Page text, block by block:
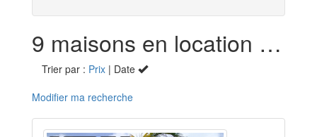
9 maisons en location dans la Guadeloupe (971)
Trier par : Prix | Date
Modifier ma recherche